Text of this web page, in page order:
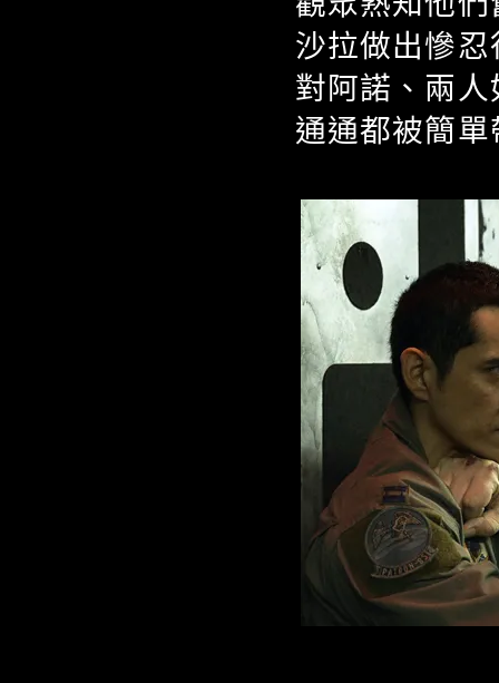
沙拉做出慘
對阿諾、兩
通通都被簡